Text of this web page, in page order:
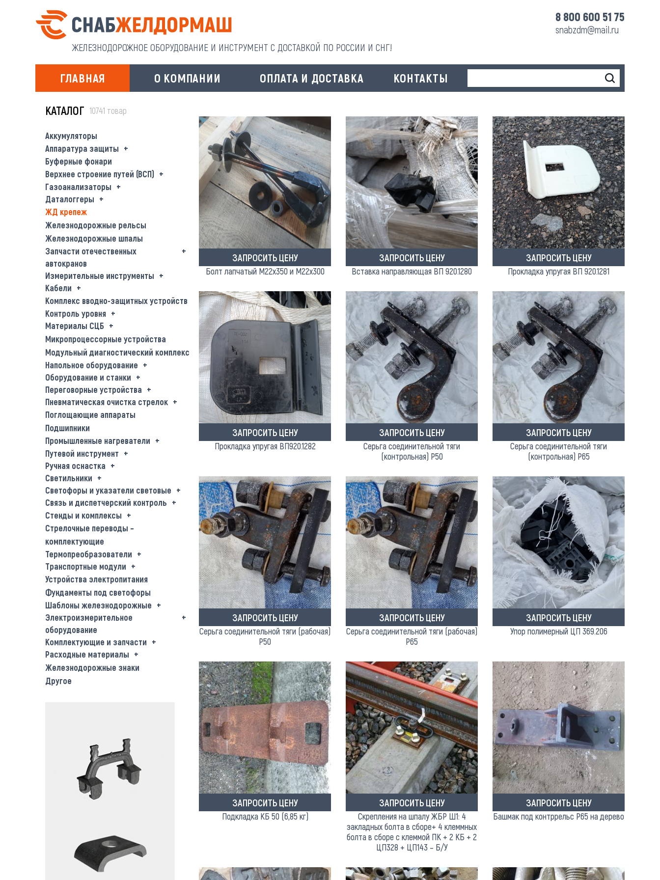
ЖЕЛЕЗНОДОРОЖНОЕ ОБОРУДОВАНИЕ И ИНСТРУМЕНТ С ДОСТАВКОЙ ПО РОССИИ И СНГ!
8 800 600 51 75
snabzdm@mail.ru
ГЛАВНАЯ О КОМПАНИИ ОПЛАТА И ДОСТАВКА КОНТАКТЫ
КАТАЛОГ 10741 товар
Аккумуляторы
Аппаратура защиты
Буферные фонари
Верхнее строение путей (ВСП)
Газоанализаторы
Даталоггеры
ЖД крепеж
Железнодорожные рельсы
Железнодорожные шпалы
Запчасти отечественных
автокранов
Измерительные инструменты
Кабели
Комплекс вводно-защитных устройств
Контроль уровня
Материалы СЦБ
Микропроцессорные устройства
Модульный диагностический комплекс
Напольное оборудование
Оборудование и станки
Переговорные устройства
Пневматическая очистка стрелок
Поглощающие аппараты
Подшипники
Промышленные нагреватели
Путевой инструмент
Ручная оснастка
Светильники
Светофоры и указатели световые
Связь и диспетчерский контроль
Стенды и комплексы
Стрелочные переводы –
комплектующие
Термопреобразователи
Транспортные модули
Устройства электропитания
Фундаменты под светофоры
Шаблоны железнодорожные
Электроизмерительное
оборудование
Комплектующие и запчасти
Расходные материалы
Железнодорожные знаки
Другое
ЗАПРОСИТЬ ЦЕНУ
Болт лапчатый М22х350 и М22х300
ЗАПРОСИТЬ ЦЕНУ
Вставка направляющая ВП 920.1280
ЗАПРОСИТЬ ЦЕНУ
Прокладка упругая ВП 920.1281
ЗАПРОСИТЬ ЦЕНУ
Прокладка упругая ВП920.1282
ЗАПРОСИТЬ ЦЕНУ
Серьга соединительной тяги
(контрольная) Р50
ЗАПРОСИТЬ ЦЕНУ
Серьга соединительной тяги
(контрольная) Р65
ЗАПРОСИТЬ ЦЕНУ
Серьга соединительной тяги (рабочая)
Р50
ЗАПРОСИТЬ ЦЕНУ
Серьга соединительной тяги (рабочая)
Р65
ЗАПРОСИТЬ ЦЕНУ
Упор полимерный ЦП 369.206
ЗАПРОСИТЬ ЦЕНУ
Подкладка КБ 50 (6,85 кг)
ЗАПРОСИТЬ ЦЕНУ
Скрепления на шпалу ЖБР Ш1: 4
закладных болта в сборе+ 4 клеммных
болта в сборе с клеммой ПК + 2 КБ + 2
ЦП328 + ЦП143 – Б/У
ЗАПРОСИТЬ ЦЕНУ
Башмак под контррельс Р65 на дерево